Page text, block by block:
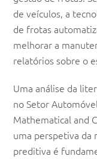
de veículos, a
de frotas
melhorar a
relatórios sobre o
Uma análise da
no Setor
Mathematical and
uma perspetiva da
preditiva é